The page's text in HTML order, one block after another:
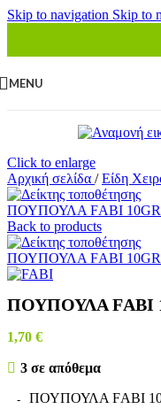
Skip to navigation Skip to
MENU
Click to enlarge
Αρχική σελίδα / Είδη
ΠΟΥΠΟΥΛΑ FΑΒΙ
Back to products
ΠΟΥΠΟΥΛΑ FΑΒΙ
ΠΟΥΠΟΥΛΑ FΑΒΙ
1,70 €
3 σε απόθεμα
ΠΟΥΠΟΥΛΑ FΑΒΙ